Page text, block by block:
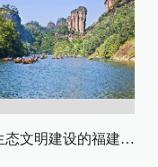
数字生态文明建设的福建路径与启示